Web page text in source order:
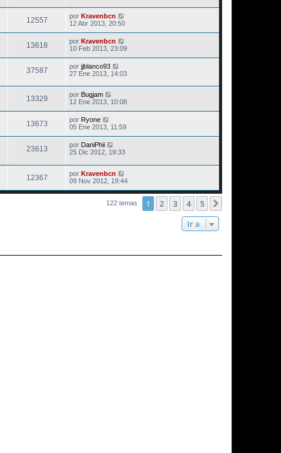
12557 por Kravenbcn
12 Abr 2013, 20:50
13618 por Kravenbcn
10 Feb 2013, 23:09
37587 por jjblanco93
27 Ene 2013, 14:03
13329 por Bugjam
12 Ene 2013, 10:08
13673 por Ryone
05 Ene 2013, 11:59
23613 por DaniPhii
25 Dic 2012, 19:33
12367 por Kravenbcn
09 Nov 2012, 19:44
122 temas 1 2 3 4 5
Ir a